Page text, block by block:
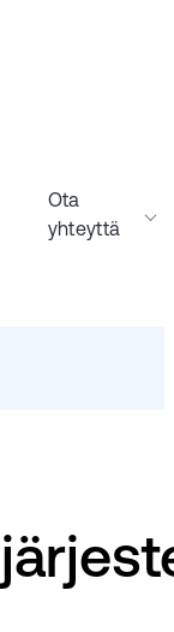
Ota
yhteyttä